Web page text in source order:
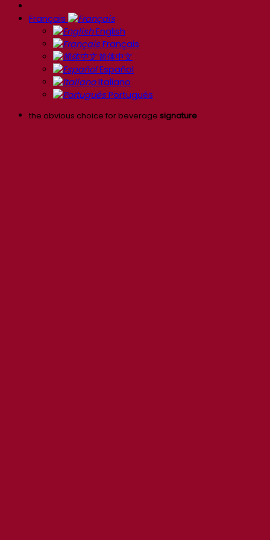
Français
English
Français
简体中文
Español
Italiano
Português
the obvious choice for beverage signature